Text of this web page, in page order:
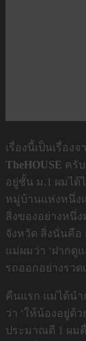
เรื่องนี้เป็นเรื่อง
TheHOUSE ครั
อยู่ชั้น ม.1 ผมได้
หมู่บ้านแห่งหนึ่ง
สิ่งของอย่างหนึ่ง
จังหวัด สิ่งนั่นคื
แม่ผมว่า ‘ฝากดู
รถออกอย่างรว
คืนแรก แม่ได้นำ
ว่า ‘ให้น้องอยู่ด้
ประมาณตี 1 ผม